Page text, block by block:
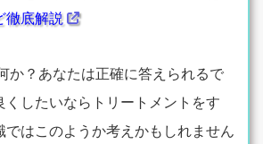
徹底解説
か？あなたは正確に答えられるで
くしたいならトリートメントをす
ではこのようか考えかもしれません